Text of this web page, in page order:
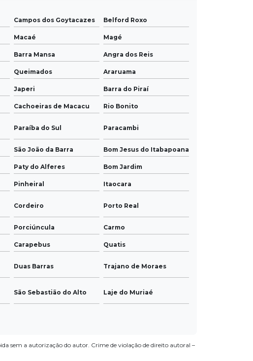
Campos dos Goytacazes Belford Roxo
Macaé Magé
Barra Mansa Angra dos Reis
Queimados Araruama
Japeri Barra do Piraí
Cachoeiras de Macacu Rio Bonito
Paraíba do Sul Paracambi
São João da Barra Bom Jesus do Itabapoana
Paty do Alferes Bom Jardim
Pinheiral Itaocara
Cordeiro Porto Real
Porciúncula Carmo
Carapebus Quatis
Duas Barras Trajano de Moraes
São Sebastião do Alto Laje do Muriaé
sem a autorização do autor. Crime de violação de direito autoral –